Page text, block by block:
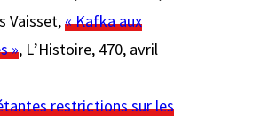
Vaisset,« Kafka aux
», L’Histoire, 470, avril
restrictions sur les